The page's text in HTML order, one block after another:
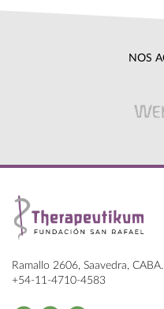
NOS
Ramallo 2606, Saavedra, CABA.
+54-11-4710-4583